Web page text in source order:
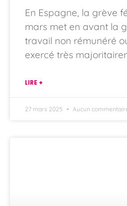
En Espagne, la grève
mars met en avant la
travail non rémunéré
exercé très
LIRE +
27 mars 2025 Aucun